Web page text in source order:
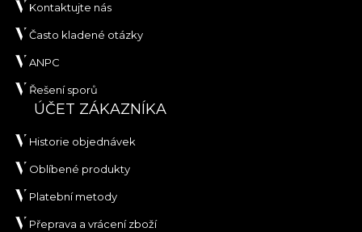
Kontaktujte nás
Často kladené otázky
ANPC
Řešení sporů
ÚČET ZÁKAZNÍKA
Historie objednávek
Oblíbené produkty
Platební metody
Přeprava a vrácení zboží